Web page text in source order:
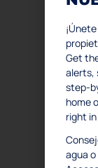
Restauración
Remediación
Evaluación de
Restauración
. Debris
Proceso de
Limpieza de
Restauración
Get
alerts,
step-
home
right
agua